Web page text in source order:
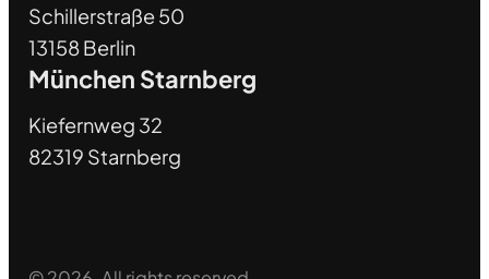
Schillerstraße 50
13158 Berlin
München Starnberg
Kiefernweg 32
82319 Starnberg